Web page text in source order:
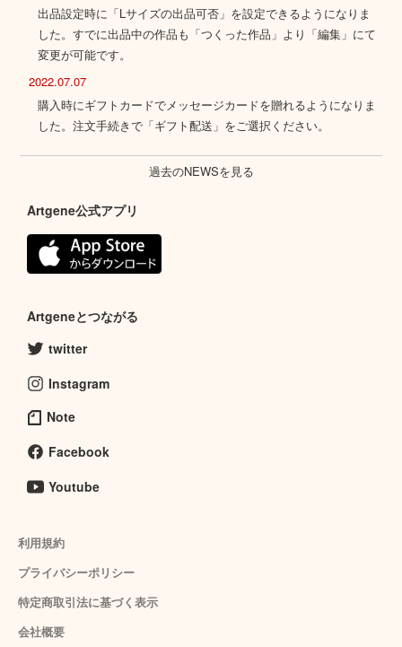
出品設定時に「Lサイズの出品可否」を設定できるようになりま
した。すでに出品中の作品も「つくった作品」より「編集」にて
変更が可能です。
2022.07.07
購入時にギフトカードでメッセージカードを贈れるようになりま
した。注文手続きで「ギフト配送」をご選択ください。
過去のNEWSを見る
Artgene公式アプリ
Artgeneとつながる
twitter
Instagram
Note
Facebook
Youtube
利用規約
プライバシーポリシー
特定商取引法に基づく表示
会社概要